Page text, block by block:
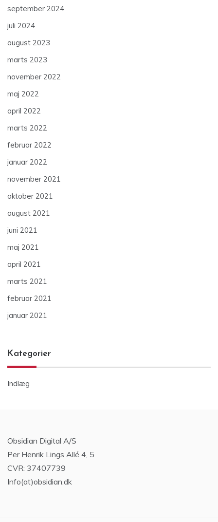
september 2024
juli 2024
august 2023
marts 2023
november 2022
maj 2022
april 2022
marts 2022
februar 2022
januar 2022
november 2021
oktober 2021
august 2021
juni 2021
maj 2021
april 2021
marts 2021
februar 2021
januar 2021
Kategorier
Indlæg
Obsidian Digital A/S
Per Henrik Lings Allé 4, 5
CVR: 37407739
Info(at)obsidian.dk